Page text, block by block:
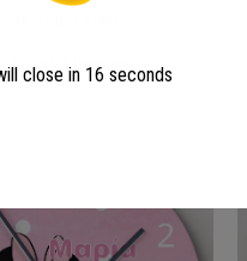
Προϊόντα
close in 15 seconds